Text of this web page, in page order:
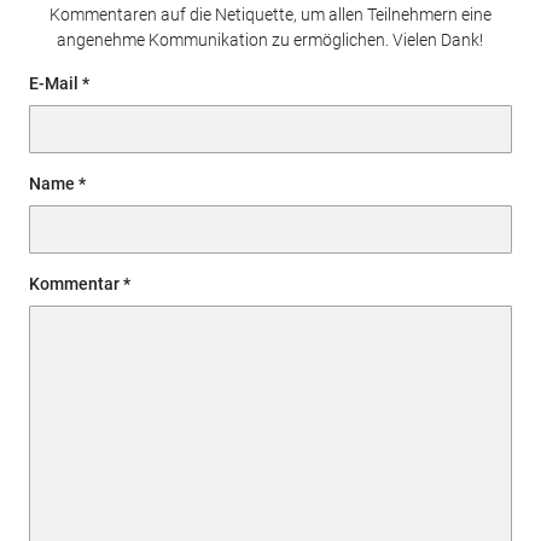
Kommentaren auf die Netiquette, um allen Teilnehmern eine
angenehme Kommunikation zu ermöglichen. Vielen Dank!
E-Mail
Name
Kommentar